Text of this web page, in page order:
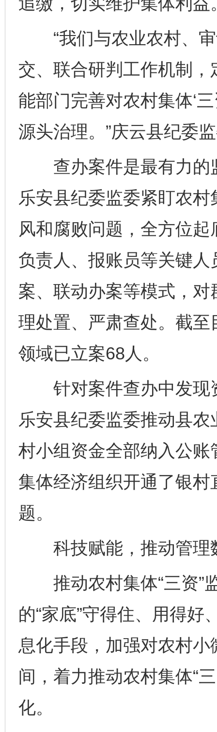
“我们与农业农村、审
交、联合研判工作机制
能部门完善对农村集体‘
源头治理。”庆云县纪委
查办案件是最有力的
乐安县纪委监委紧盯农村
风和腐败问题，全方位起
负责人、报账员等关键
案、联动办案等模式，
理处置、严肃查处。截至
领域已立案68人。
针对案件查办中发现
乐安县纪委监委推动县
村小组资金全部纳入公
集体经济组织开通了银
题。
科技赋能，推动管理
推动农村集体“三资”
的“家底”守得住、用得
息化手段，加强对农村
间，着力推动农村集体“
化。